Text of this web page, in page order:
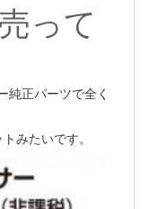
って
純正パーツで全く
みたいです。